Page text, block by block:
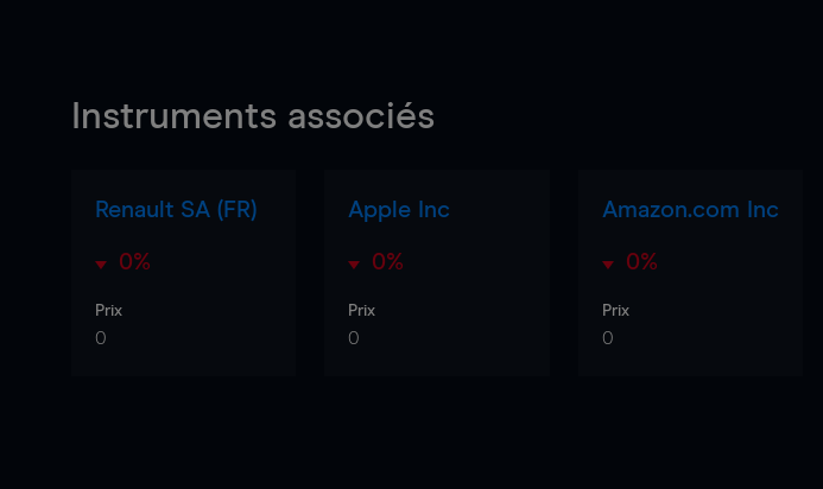
Instruments associés
Renault SA (FR)
0%
Prix
0
Apple Inc
0%
Prix
0
Amazon.com Inc
0%
Prix
0